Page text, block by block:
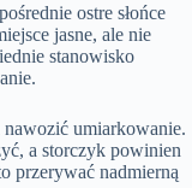
ostre słońce
jasne, ale nie
stanowisko
umiarkowanie.
a storczyk powinien
przerywać nadmierną